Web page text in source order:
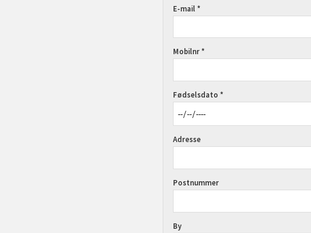
E-mail *
Mobilnr *
Fødselsdato *
Adresse
Postnummer
By